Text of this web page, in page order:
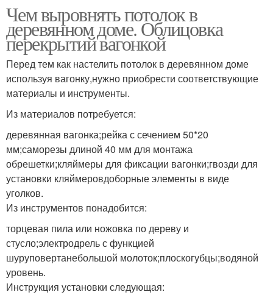
Чем выровнять потолок в
деревянном доме. Облицовка
перекрытий вагонкой
Перед тем как настелить потолок в деревянном доме
используя вагонку,нужно приобрести соответствующие
материалы и инструменты.
Из материалов потребуется:
деревянная вагонка;рейка с сечением 50*20
мм;саморезы длиной 40 мм для монтажа
обрешетки;кляймеры для фиксации вагонки;гвозди для
установки кляймеровдоборные элементы в виде
уголков.
Из инструментов понадобится:
торцевая пила или ножовка по дереву и
стусло;электродрель с функцией
шуруповертанебольшой молоток;плоскогубцы;водяной
уровень.
Инструкция установки следующая: